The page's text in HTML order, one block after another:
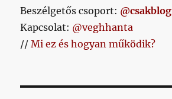
Beszélgetős csoport: @csakblog
Kapcsolat: @veghhanta
//Mi ez és hogyan működik?